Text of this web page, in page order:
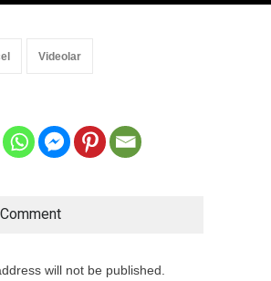
Videolar
will not be published.